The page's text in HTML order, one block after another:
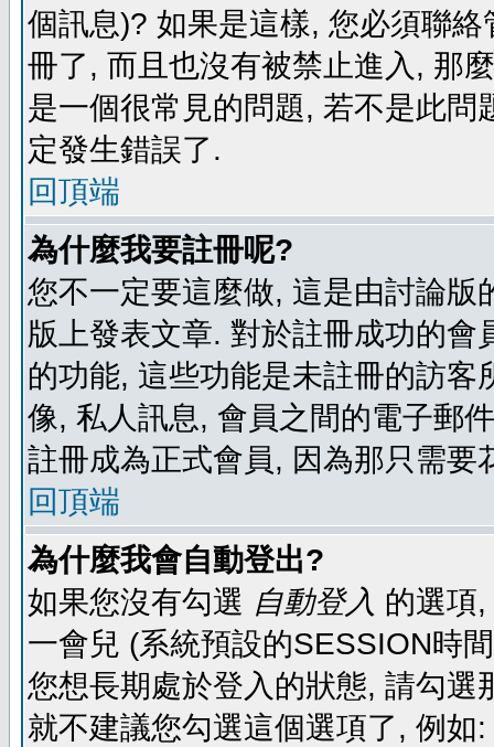
個訊息)? 如果是這樣, 您必須聯
冊了, 而且也沒有被禁止進入, 那
是一個很常見的問題, 若不是此
定發生錯誤了.
回頂端
為什麼我要註冊呢?
您不一定要這麼做, 這是由討論
版上發表文章. 對於註冊成功的
的功能, 這些功能是未註冊的訪
像, 私人訊息, 會員之間的電子郵
註冊成為正式會員, 因為那只需要
回頂端
為什麼我會自動登出?
如果您沒有勾選 自動登入 的選項
一會兒 (系統預設的SESSION時
您想長期處於登入的狀態, 請勾
就不建議您勾選這個選項了, 例